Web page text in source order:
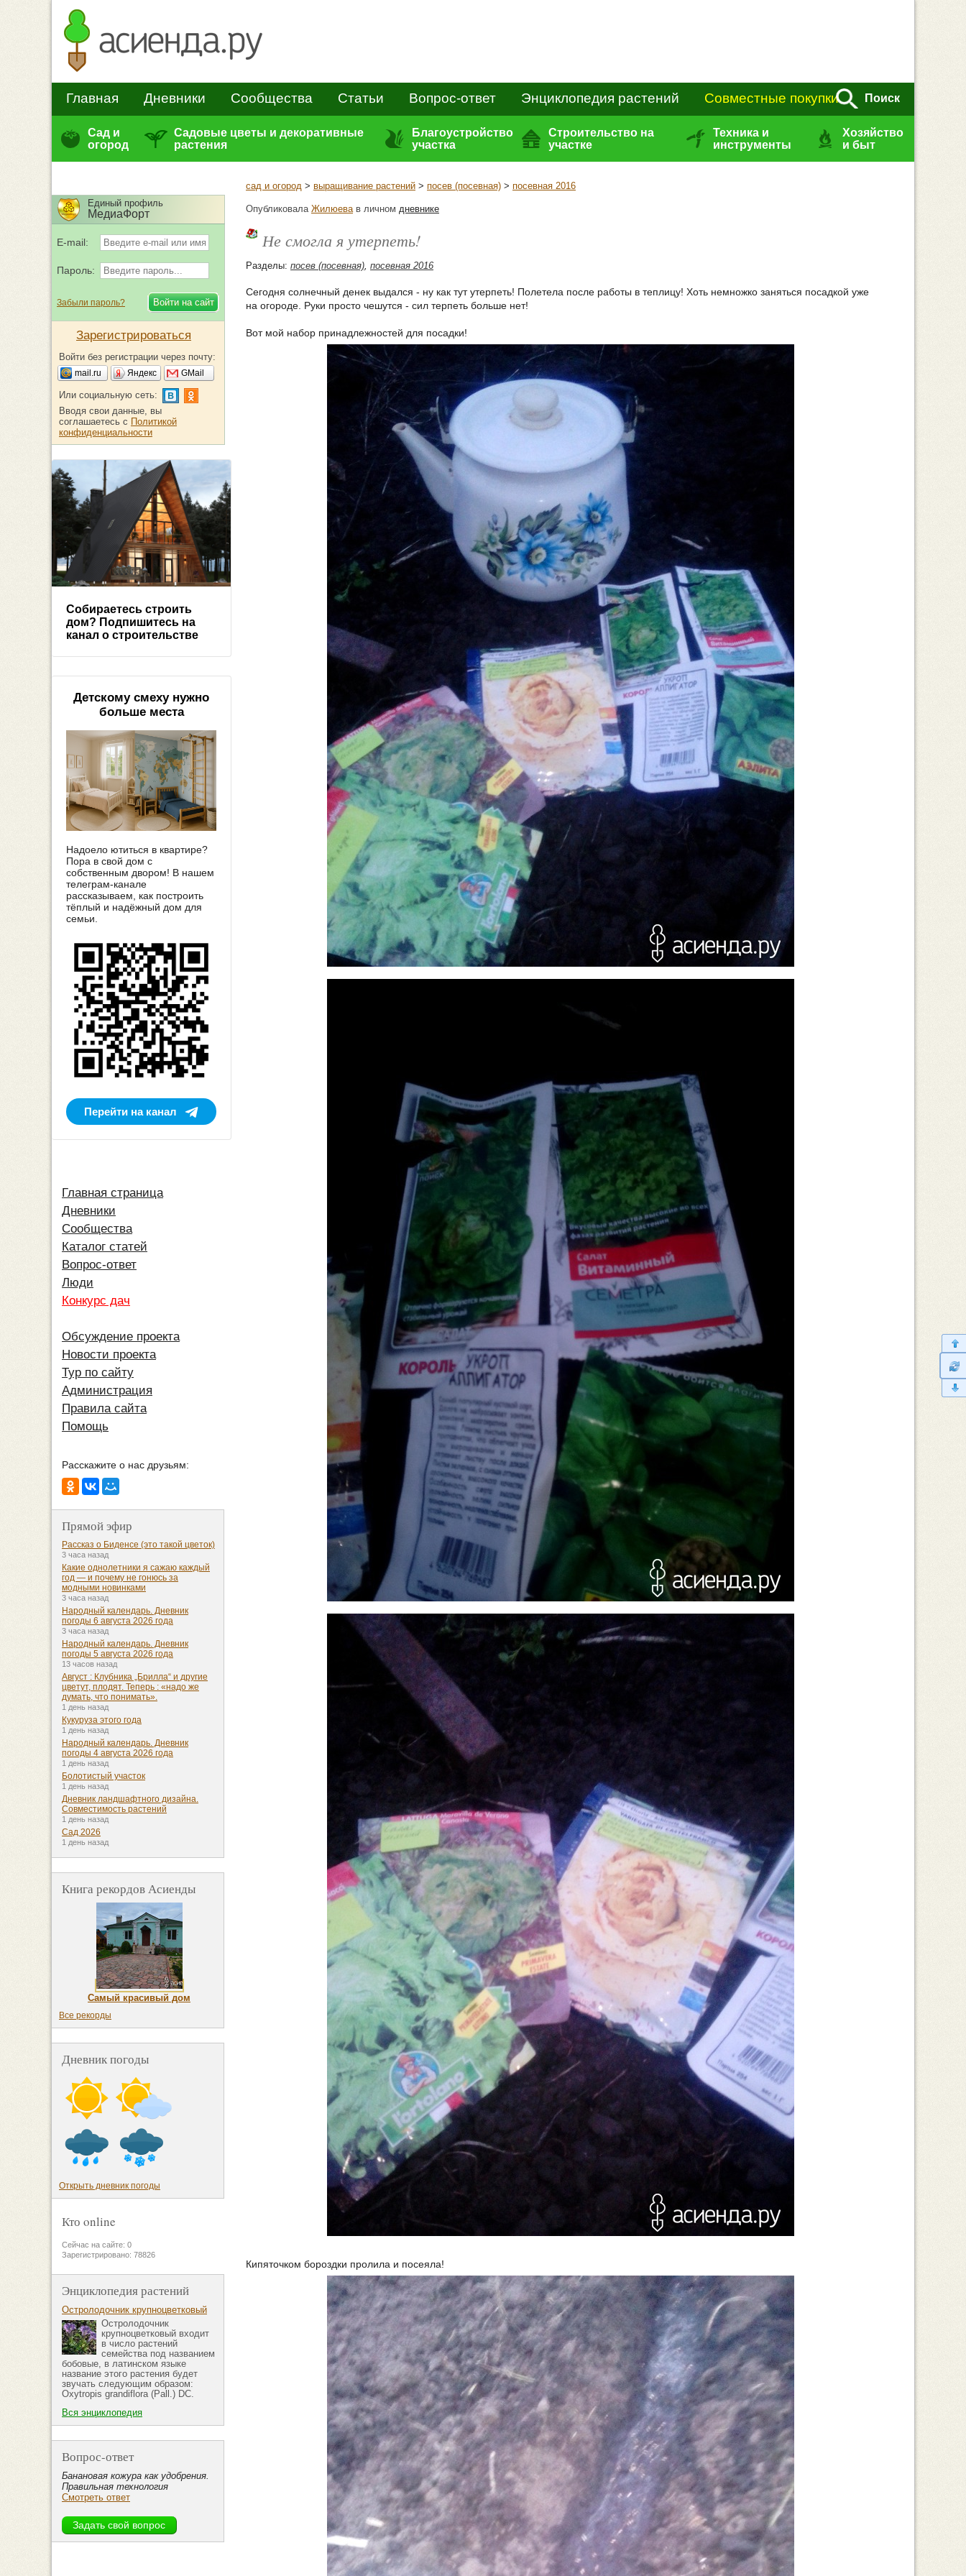
Главная Дневники Сообщества Статьи Вопрос-ответ Энциклопедия растений Совместные покупки Поиск
Сад и
огород
Садовые цветы и декоративные
растения
Благоустройство
участка
Строительство на
участке
Техника и
инструменты
Хозяйство
и быт
сад и огород > выращивание растений > посев (посевная) > посевная 2016
Опубликовала Жилюевав личном дневнике
Не смогла я утерпеть!
Разделы: посев (посевная), посевная 2016
Сегодня солнечный денек выдался - ну как тут утерпеть! Полетела после работы в теплицу! Хоть немножко заняться посадкой уже
на огороде. Руки просто чешутся - сил терпеть больше нет!
Вот мой набор принадлежностей для посадки!
Кипяточком бороздки пролила и посеяла!
Единый профиль
МедиаФорт
E-mail:
Пароль:
Забыли пароль?
Зарегистрироваться
Войти без регистрации через почту:
mail.ru Яндекс GMail
Или социальную сеть:
Вводя свои данные, вы
соглашаетесь с Политикой
конфиденциальности
Собираетесь строить
дом? Подпишитесь на
канал о строительстве
Детскому смеху нужно
больше места
Надоело ютиться в квартире?
Пора в свой дом с
собственным двором! В нашем
телеграм-канале
рассказываем, как построить
тёплый и надёжный дом для
семьи.
Перейти на канал
Главная страница
Дневники
Сообщества
Каталог статей
Вопрос-ответ
Люди
Конкурс дач
Обсуждение проекта
Новости проекта
Тур по сайту
Администрация
Правила сайта
Помощь
Расскажите о нас друзьям:
Прямой эфир
Рассказ о Биденсе (это такой цветок)
3 часа назад
Какие однолетники я сажаю каждый
год — и почему не гонюсь за
модными новинками
3 часа назад
Народный календарь. Дневник
погоды 6 августа 2026 года
3 часа назад
Народный календарь. Дневник
погоды 5 августа 2026 года
13 часов назад
Август : Клубника „Брилла“ и другие
цветут, плодят. Теперь : «надо же
думать, что понимать».
1 день назад
Кукуруза этого года
1 день назад
Народный календарь. Дневник
погоды 4 августа 2026 года
1 день назад
Болотистый участок
1 день назад
Дневник ландшафтного дизайна.
Совместимость растений
1 день назад
Сад 2026
1 день назад
Книга рекордов Асиенды
Самый красивый дом
Все рекорды
Дневник погоды
Открыть дневник погоды
Кто online
Сейчас на сайте: 0
Зарегистрировано: 78826
Энциклопедия растений
Остролодочник крупноцветковый
Остролодочник
крупноцветковый входит
в число растений
семейства под названием
бобовые, в латинском языке
название этого растения будет
звучать следующим образом:
Oxytropis grandiflora (Pall.) DC.
Вся энциклопедия
Вопрос-ответ
Банановая кожура как удобрения.
Правильная технология
Смотреть ответ